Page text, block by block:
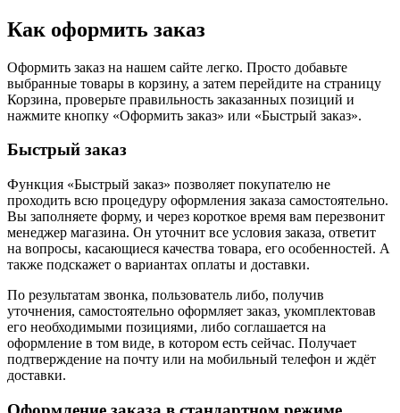
Как оформить заказ
Оформить заказ на нашем сайте легко. Просто добавьте
выбранные товары в корзину, а затем перейдите на страницу
Корзина, проверьте правильность заказанных позиций и
нажмите кнопку «Оформить заказ» или «Быстрый заказ».
Быстрый заказ
Функция «Быстрый заказ» позволяет покупателю не
проходить всю процедуру оформления заказа самостоятельно.
Вы заполняете форму, и через короткое время вам перезвонит
менеджер магазина. Он уточнит все условия заказа, ответит
на вопросы, касающиеся качества товара, его особенностей. А
также подскажет о вариантах оплаты и доставки.
По результатам звонка, пользователь либо, получив
уточнения, самостоятельно оформляет заказ, укомплектовав
его необходимыми позициями, либо соглашается на
оформление в том виде, в котором есть сейчас. Получает
подтверждение на почту или на мобильный телефон и ждёт
доставки.